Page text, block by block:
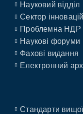
Науковий відділ
Сектор
Проблемна НДР
Наукові форуми
Фахові видання
Електронний
Стандарти вищої